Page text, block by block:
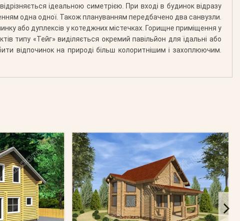
ідеальною симетрією. При вході в будинок відразу
одна одної. Також плануванням передбачено два санвузли.
або дуплексів у котеджних містечках. Горищне приміщення у
типу «Тейг» виділяється окремий павільйон для їдальні або
відпочинок на природі більш колоритнішим і захоплюючим.